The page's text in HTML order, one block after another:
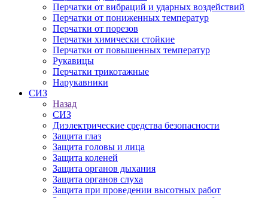
Перчатки от вибраций и ударных воздействий
Перчатки от пониженных температур
Перчатки от порезов
Перчатки химически стойкие
Перчатки от повышенных температур
Рукавицы
Перчатки трикотажные
Нарукавники
СИЗ
Назад
СИЗ
Диэлектрические средства безопасности
Защита глаз
Защита головы и лица
Защита коленей
Защита органов дыхания
Защита органов слуха
Защита при проведении высотных работ